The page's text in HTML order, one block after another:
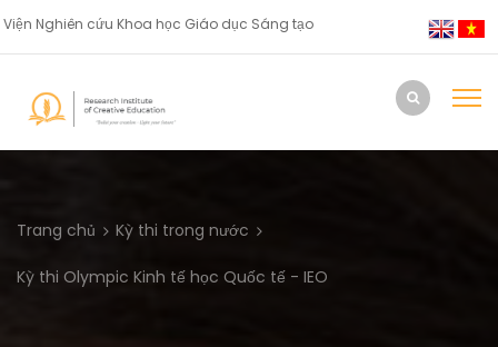
Viện Nghiên cứu Khoa học Giáo dục Sáng tạo
Trang chủ Kỳ thi trong nước
Kỳ thi Olympic Kinh tế học Quốc tế - IEO